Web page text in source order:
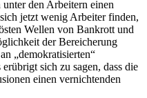
den Arbeitern einen
jetzt wenig Arbeiter finden,
Wellen von Bankrott und
der Bereicherung
„demokratisierten“
sich zu sagen, dass die
einen vernichtenden